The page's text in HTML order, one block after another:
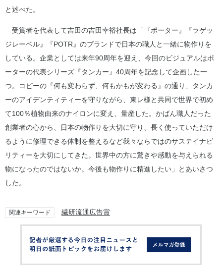
と述べた。
受賞者を代表して吉田の吉田幸裕社長は「『ポーター』『ラゲッ
ジレーベル』『POTR』のブランドで日本の職人と一緒に物作りを
している。企業としては来年90周年を迎え、今回のビジュアルはポ
ーターの代表シリーズ『タンカー』40周年を記念して企画した一
つ。コピーの『何も変わらず、何もかもが変わる』の通り、タンカ
ーのアイデンティティーを守りながら、東レ様と共同で世界で初め
て100％植物由来のナイロンに変え、量産した。かばん職人だった
創業者の心から、日本の物作りを大切に守り、長く使っていただけ
るように修理できる体制を整えるなど我々ならではのサステイナビ
リティーを大切にしてきた。世界中の方に驚きや感動を与えられる
物になったのではないか。今後も物作りに精進したい」とあいさつ
した。
関連キーワード 繊研流通広告賞